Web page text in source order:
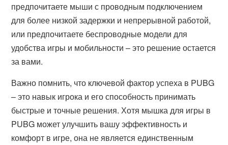
предпочитаете мыши с проводным подключением
для более низкой задержки и непрерывной работой,
или предпочитаете беспроводные модели для
удобства игры и мобильности – это решение остается
за вами.
Важно помнить, что ключевой фактор успеха в PUBG
– это навык игрока и его способность принимать
быстрые и точные решения. Хотя мышка для игры в
PUBG может улучшить вашу эффективность и
комфорт в игре, она не является единственным